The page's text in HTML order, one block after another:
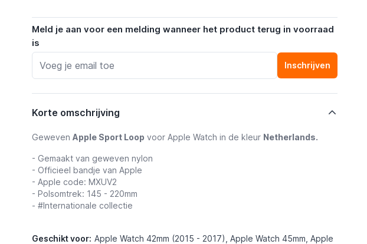
Meld je aan voor een melding wanneer het product terug in voorraad
is
Inschrijven
Korte omschrijving
Geweven Apple Sport Loop voor Apple Watch in de kleur Netherlands.
- Gemaakt van geweven nylon
- Officieel bandje van Apple
- Apple code: MXUV2
- Polsomtrek: 145 - 220mm
- #Internationale collectie
Geschikt voor: Apple Watch 42mm (2015 - 2017), Apple Watch 45mm, Apple